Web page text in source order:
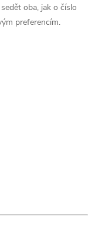
oba, jak o číslo
preferencím.